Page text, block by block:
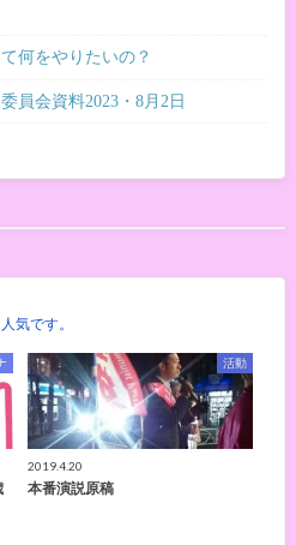
何をやりたいの？
員会資料2023・8月2日
気です。
活動
2019.4.20
本番演説原稿